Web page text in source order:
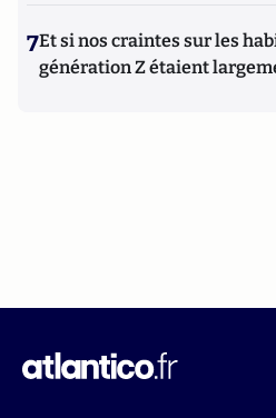
7Et si nos craintes sur les
génération Z étaient